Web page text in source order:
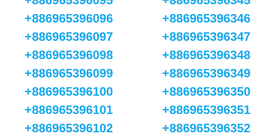
+886965396096
+886965396097
+886965396098
+886965396099
+886965396100
+886965396101
+886965396102
+886965396346
+886965396347
+886965396348
+886965396349
+886965396350
+886965396351
+886965396352